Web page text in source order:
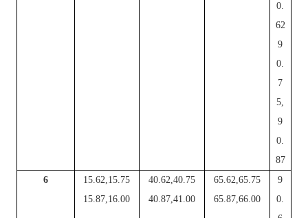
0.
62
9
0.
7
5,
9
0.
87
6
15.62,15.75
15.87,16.00
40.62,40.75
40.87,41.00
65.62,65.75
65.87,66.00
9
0.